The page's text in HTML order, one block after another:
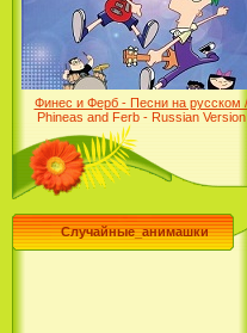
Desert (сериал) (2004)
Лило и Стич: Сериал (2
Финес и Ферб - Песни на русском /
Phineas and Ferb - Russian Version
(2009-2011)
Случайные_анимашки